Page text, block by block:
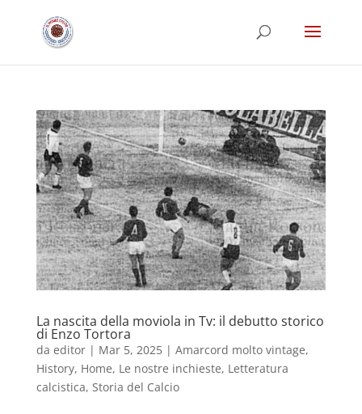
La nascita della moviola in Tv: il debutto storico
di Enzo Tortora
da editor| Mar 5, 2025| Amarcord molto vintage,
History, Home, Le nostre inchieste, Letteratura
calcistica, Storia del Calcio